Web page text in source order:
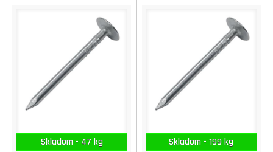
Skladom - 47 kg Skladom - 199 kg